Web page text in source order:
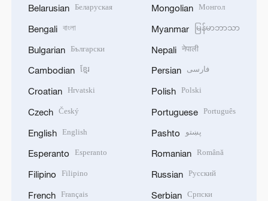
Belarusian Беларуская
Bengali বাংলা
Bulgarian Български
Cambodian ខ្មែរ
Croatian Hrvatski
Czech Český
English English
Esperanto Esperanto
Filipino Filipino
French Français
Mongolian Монгол
Myanmar မြန်မာဘာသာ
Nepali नेपाली
Persian فارسی
Polish Polski
Portuguese Português
Pashto پښتو
Romanian Română
Russian Русский
Serbian Српски